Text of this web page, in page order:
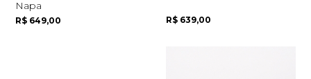
Napa
R$ 649,00 R$ 639,00